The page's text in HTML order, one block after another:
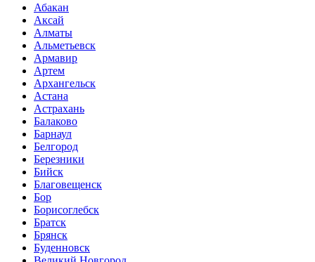
Абакан
Аксай
Алматы
Альметьевск
Армавир
Артем
Архангельск
Астана
Астрахань
Балаково
Барнаул
Белгород
Березники
Бийск
Благовещенск
Бор
Борисоглебск
Братск
Брянск
Буденновск